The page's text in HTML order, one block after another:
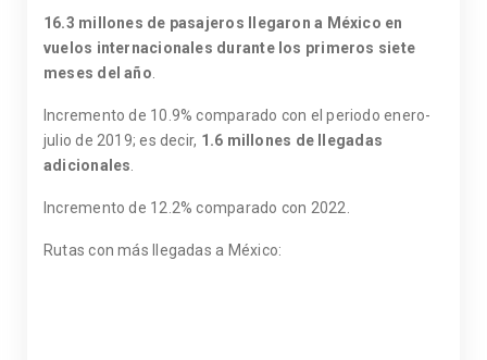
16.3 millones de pasajeros llegaron a México en
vuelos internacionales durante los primeros siete
meses del año
Incremento de 10.9% comparado con el periodo enero-
julio de 2019; es decir, 1.6 millones de llegadas
adicionales
Incremento de 12.2% comparado con 2022.
Rutas con más llegadas a México: